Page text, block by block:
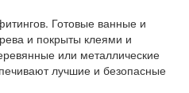
Готовые ванные и
и покрыты клеями и
или металлические
лучшие и безопасные